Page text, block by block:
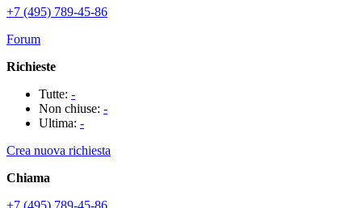
+7 (495) 789-45-86
Forum
Richieste
Tutte: -
Non chiuse: -
Ultima: -
Crea nuova richiesta
Chiama
+7 (495) 789-45-86